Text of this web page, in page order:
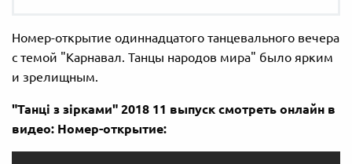
Номер-открытие одиннадцатого танцевального вечера
с темой "Карнавал. Танцы народов мира" было ярким
и зрелищным.
"Танці з зірками" 2018 11 выпуск смотреть онлайн в
видео: Номер-открытие: